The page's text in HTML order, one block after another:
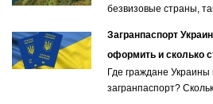
безвизовые страны,
Загранпаспорт
оформить и сколько
Где граждане
загранпаспорт?